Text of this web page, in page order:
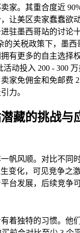
家。其重合度近
让美区卖家蠢蠢欲
驻墨西哥站的讨论
的关税政策下，墨
有更多的自主选择
活动投入 200 - 300
家免佣金和免邮费
力。
藏的挑战与
帆风顺。对比不同
变化，可见竞争之
台发展，后续竞争
着独特的习惯。他